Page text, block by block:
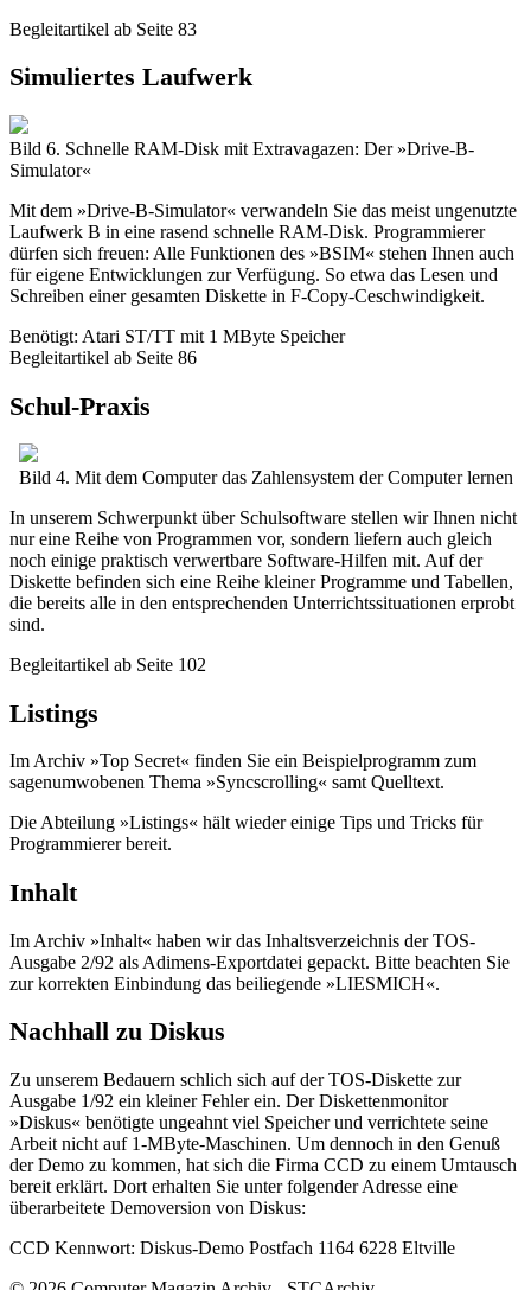
Begleitartikel ab Seite 83
Simuliertes Laufwerk
Bild 6. Schnelle RAM-Disk mit Extravagazen: Der »Drive-B-
Simulator«
Mit dem »Drive-B-Simulator« verwandeln Sie das meist ungenutzte
Laufwerk B in eine rasend schnelle RAM-Disk. Programmierer
dürfen sich freuen: Alle Funktionen des »BSIM« stehen Ihnen auch
für eigene Entwicklungen zur Verfügung. So etwa das Lesen und
Schreiben einer gesamten Diskette in F-Copy-Ceschwindigkeit.
Benötigt: Atari ST/TT mit 1 MByte Speicher
Begleitartikel ab Seite 86
Schul-Praxis
Bild 4. Mit dem Computer das Zahlensystem der Computer lernen
In unserem Schwerpunkt über Schulsoftware stellen wir Ihnen nicht
nur eine Reihe von Programmen vor, sondern liefern auch gleich
noch einige praktisch verwertbare Software-Hilfen mit. Auf der
Diskette befinden sich eine Reihe kleiner Programme und Tabellen,
die bereits alle in den entsprechenden Unterrichtssituationen erprobt
sind.
Begleitartikel ab Seite 102
Listings
Im Archiv »Top Secret« finden Sie ein Beispielprogramm zum
sagenumwobenen Thema »Syncscrolling« samt Quelltext.
Die Abteilung »Listings« hält wieder einige Tips und Tricks für
Programmierer bereit.
Inhalt
Im Archiv »Inhalt« haben wir das Inhaltsverzeichnis der TOS-
Ausgabe 2/92 als Adimens-Exportdatei gepackt. Bitte beachten Sie
zur korrekten Einbindung das beiliegende »LIESMICH«.
Nachhall zu Diskus
Zu unserem Bedauern schlich sich auf der TOS-Diskette zur
Ausgabe 1/92 ein kleiner Fehler ein. Der Diskettenmonitor
»Diskus« benötigte ungeahnt viel Speicher und verrichtete seine
Arbeit nicht auf 1-MByte-Maschinen. Um dennoch in den Genuß
der Demo zu kommen, hat sich die Firma CCD zu einem Umtausch
bereit erklärt. Dort erhalten Sie unter folgender Adresse eine
überarbeitete Demoversion von Diskus:
CCD Kennwort: Diskus-Demo Postfach 1164 6228 Eltville